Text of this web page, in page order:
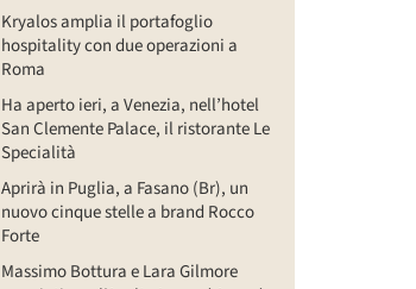
Kryalos amplia il portafoglio
hospitality con due operazioni a
Roma
Ha aperto ieri, a Venezia, nell’hotel
San Clemente Palace, il ristorante Le
Specialità
Aprirà in Puglia, a Fasano (Br), un
nuovo cinque stelle a brand Rocco
Forte
Massimo Bottura e Lara Gilmore